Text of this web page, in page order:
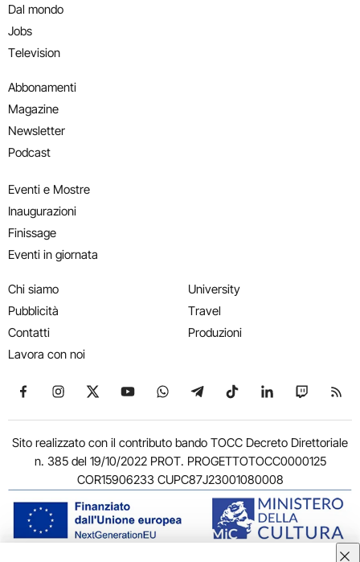
Dal mondo
Jobs
Television
Abbonamenti
Magazine
Newsletter
Podcast
Eventi e Mostre
Inaugurazioni
Finissage
Eventi in giornata
Chi siamo
Pubblicità
Contatti
Lavora con noi
University
Travel
Produzioni
Seguici su Facebook
Seguici su Instagram
Seguici su X
Seguici su YouTube
Seguici su WhatsApp
Seguici su Telegram
Seguici su TikTok
Seguici su
Seguici
Sito realizzato con il contributo bando TOCC Decreto Direttoriale
n. 385 del 19/10/2022 PROT. PROGETTOTOCC0000125
COR15906233 CUPC87J23001080008